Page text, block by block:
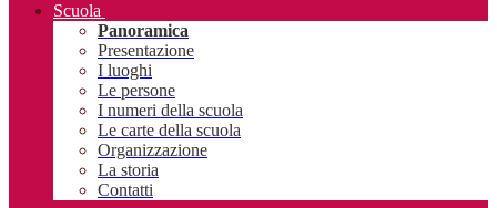
Scuola
Panoramica
Presentazione
I luoghi
Le persone
I numeri della scuola
Le carte della scuola
Organizzazione
La storia
Contatti